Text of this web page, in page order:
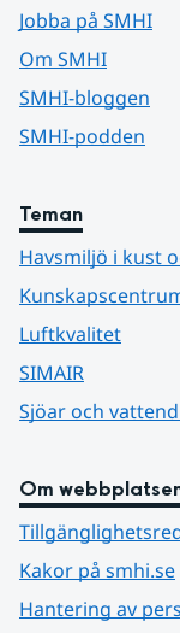
Jobba på SMHI
Om SMHI
SMHI-bloggen
SMHI-podden
Teman
Havsmiljö i kust
Luftkvalitet
SIMAIR
Sjöar och
Om
Kakor på smhi.se
Hantering av